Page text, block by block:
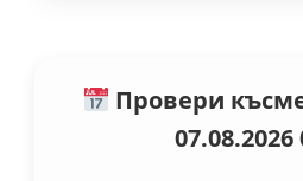
Провери
07.08.2026